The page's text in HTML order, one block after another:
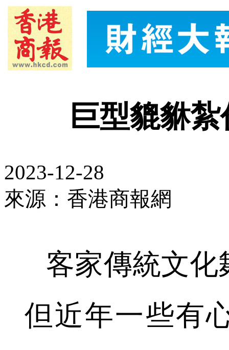
巨型貔貅
2023-12-28
來源：香港商報網
客家傳統文化
但近年一些有